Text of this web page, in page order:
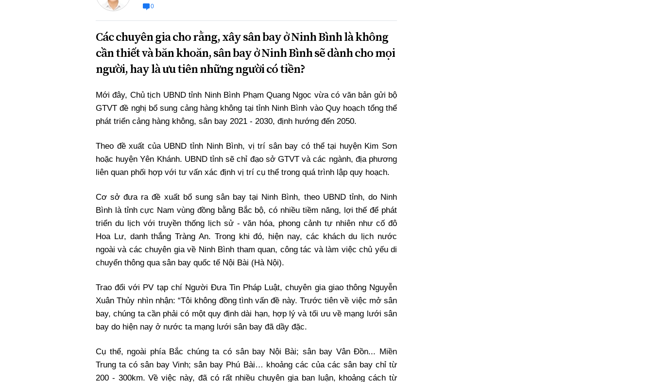
0
Các chuyên gia cho rằng, xây sân bay ở Ninh Bình là không
cần thiết và băn khoăn, sân bay ở Ninh Bình sẽ dành cho mọi
người, hay là ưu tiên những người có tiền?
Mới đây, Chủ tịch UBND tỉnh Ninh Bình Phạm Quang Ngọc vừa có văn bản gửi bộ
GTVT đề nghị bổ sung cảng hàng không tại tỉnh Ninh Bình vào Quy hoạch tổng thể
phát triển cảng hàng không, sân bay 2021 - 2030, định hướng đến 2050.
Theo đề xuất của UBND tỉnh Ninh Bình, vị trí sân bay có thể tại huyện Kim Sơn
hoặc huyện Yên Khánh. UBND tỉnh sẽ chỉ đạo sở GTVT và các ngành, địa phương
liên quan phối hợp với tư vấn xác định vị trí cụ thể trong quá trình lập quy hoạch.
Cơ sở đưa ra đề xuất bổ sung sân bay tại Ninh Bình, theo UBND tỉnh, do Ninh
Bình là tỉnh cực Nam vùng đồng bằng Bắc bộ, có nhiều tiềm năng, lợi thế để phát
triển du lịch với truyền thống lịch sử - văn hóa, phong cảnh tự nhiên như cố đô
Hoa Lư, danh thắng Tràng An. Trong khi đó, hiện nay, các khách du lịch nước
ngoài và các chuyên gia về Ninh Bình tham quan, công tác và làm việc chủ yếu di
chuyển thông qua sân bay quốc tế Nội Bài (Hà Nội).
Trao đổi với PV tạp chí Người Đưa Tin Pháp Luật, chuyên gia giao thông Nguyễn
Xuân Thủy nhìn nhận: “Tôi không đồng tình vấn đề này. Trước tiên về việc mở sân
bay, chúng ta cần phải có một quy định dài hạn, hợp lý và tối ưu về mạng lưới sân
bay do hiện nay ở nước ta mạng lưới sân bay đã dầy đặc.
Cụ thể, ngoài phía Bắc chúng ta có sân bay Nội Bài; sân bay Vân Đồn... Miền
Trung ta có sân bay Vinh; sân bay Phú Bài… khoảng các của các sân bay chỉ từ
200 - 300km. Về việc này, đã có rất nhiều chuyên gia ban luận, khoảng cách từ